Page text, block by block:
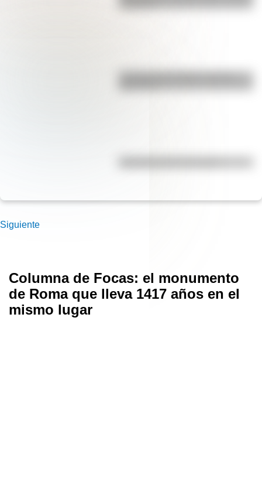
Siguiente
Columna de Focas: el monumento
de Roma que lleva 1417 años en el
mismo lugar